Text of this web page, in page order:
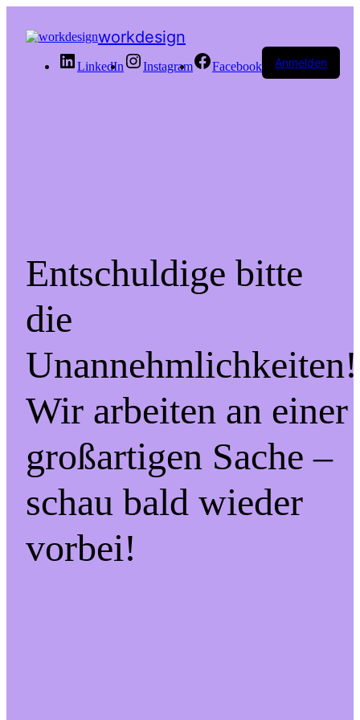
workdesign
LinkedIn Instagram Facebook Anmelden
Entschuldige bitte
die
Unannehmlichkeiten!
Wir arbeiten an einer
großartigen Sache –
schau bald wieder
vorbei!